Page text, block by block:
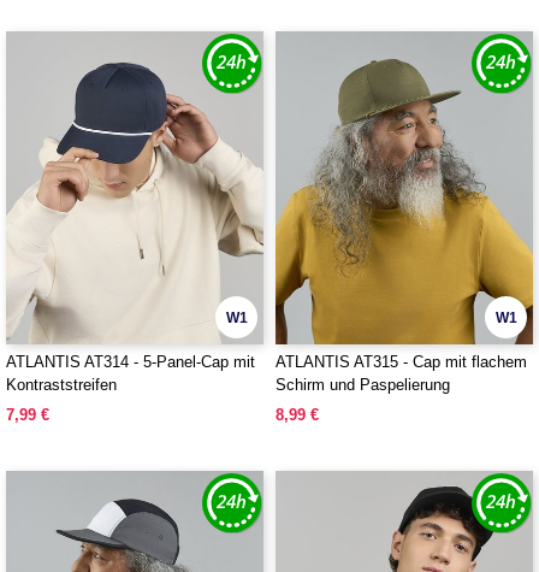
W1
ATLANTIS AT314 - 5-Panel-Cap mit
Kontraststreifen
7,99 €
W1
ATLANTIS AT315 - Cap mit flachem
Schirm und Paspelierung
8,99 €